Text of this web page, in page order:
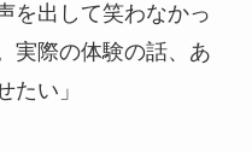
を出して笑わなかっ
実際の体験の話、あ
たい」